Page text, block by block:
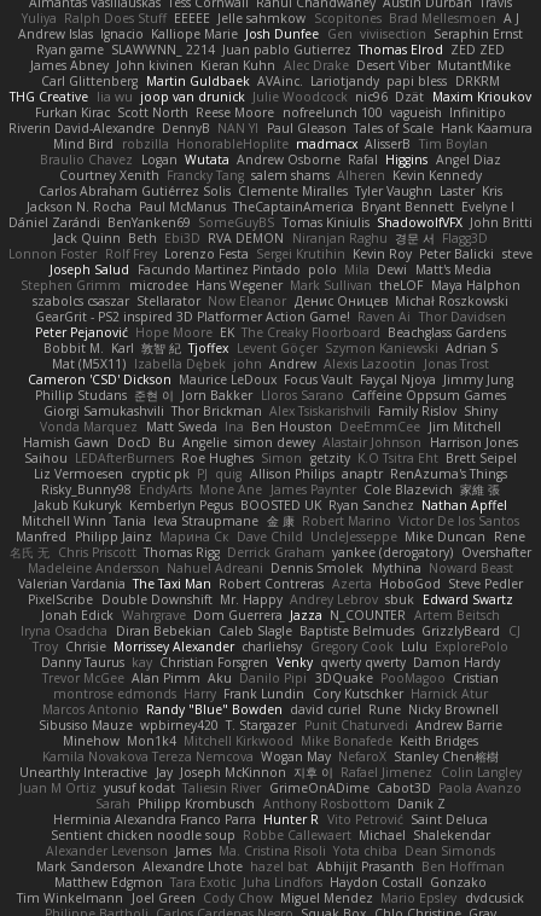
Yuliya Ralph Does Stuff EEEEE Jelle sahmkow Scopitones Brad Mellesmoen A J
Andrew Islas Ignacio Kalliope Marie Josh Dunfee Gen viviisection Seraphin Ernst
Ryan game SLAWWNN_ 2214 Juan pablo Gutierrez Thomas Elrod ZED ZED
James Abney John kivinen Kieran Kuhn Alec Drake Desert Viber MutantMike
Carl Glittenberg Martin Guldbaek AVAinc. Lariotjandy papi bless DRKRM
THG Creative lia wu joop van drunick Julie Woodcock nic96 Dzät Maxim Krioukov
Furkan Kirac Scott North Reese Moore nofreelunch 100 vagueish Infinitipo
Riverin David-Alexandre DennyB NAN YI Paul Gleason Tales of Scale Hank Kaamura
Mind Bird
robzilla HonorableHoplite madmacx AlisserB Tim Boylan
Braulio Chavez
Logan Wutata Andrew Osborne Rafal Higgins Angel Diaz
Courtney Xenith Francky Tang salem shams Alheren Kevin Kennedy
Carlos Abraham Gutiérrez Solis Clemente Miralles Tyler Vaughn Laster Kris
Jackson N. Rocha Paul McManus TheCaptainAmerica Bryant Bennett Evelyne I
Dániel Zarándi BenYanken69 SomeGuyBS Tomas Kiniulis ShadowolfVFX John Britti
Jack Quinn Beth Ebi3D RVA DEMON Niranjan Raghu 경문 서 Flagg3D
Lonnon Foster Rolf Frey Lorenzo Festa Sergei Krutihin Kevin Roy Peter Balicki steve
Joseph Salud
Facundo Martinez Pintado polo Mila Dewi
Matt's Media
Stephen Grimm
microdee Hans Wegener Mark Sullivan theLOF Maya Halphon
szabolcs csaszar Stellarator Now Eleanor Денис Оницев Michał Roszkowski
GearGrit - PS2 inspired 3D Platformer Action Game! Raven Ai Thor Davidsen
Peter Pejanović Hope Moore EK The Creaky Floorboard Beachglass Gardens
Bobbit M.
Karl 敦智 紀 Tjoffex Levent Göçer Szymon Kaniewski Adrian S
Mat (M5X11) Izabella Dębek john Andrew Alexis Lazootin
Jonas Trost
Cameron 'CSD' Dickson Maurice LeDoux Focus Vault Fayçal Njoya Jimmy Jung
Phillip Studans 준현 이 Jorn Bakker Lloros Sarano Caffeine Oppsum Games
Giorgi Samukashvili Thor Brickman Alex Tsiskarishvili Family Rislov Shiny
Vonda Marquez
Matt Sweda Ina Ben Houston DeeEmmCee Jim Mitchell
Hamish Gawn
DocD Bu Angelie simon dewey Alastair Johnson
Harrison Jones
Saihou LEDAfterBurners Roe Hughes Simon getzity K.O Tsitra Eht Brett Seipel
Liz Vermoesen cryptic pk PJ quig Allison Philips anaptr RenAzuma's Things
Risky_Bunny98 EndyArts Mone Ane James Paynter Cole Blazevich 家維 張
Jakub Kukuryk Kemberlyn Pegus BOOSTED UK Ryan Sanchez Nathan Apffel
Mitchell Winn Tania Ieva Straupmane 金 康 Robert Marino Victor De los Santos
Manfred
Philipp Jainz Марина Ск Dave Child UncleJesseppe Mike Duncan
Rene
名氏 无
Chris Priscott Thomas Rigg Derrick Graham yankee (derogatory) Overshafter
Madeleine Andersson Nahuel Adreani Dennis Smolek Mythina Noward Beast
Valerian Vardania The Taxi Man Robert Contreras Azerta HoboGod Steve Pedler
PixelScribe Double Downshift Mr. Happy Andrey Lebrov sbuk
Edward Swartz
Jonah Edick Wahrgrave Dom Guerrera Jazza N_COUNTER Artem Beitsch
Iryna Osadcha
Diran Bebekian Caleb Slagle Baptiste Belmudes GrizzlyBeard
CJ
Troy Chrisie Morrissey Alexander charliehsy Gregory Cook Lulu ExplorePolo
Danny Taurus kay Christian Forsgren Venky qwerty qwerty Damon Hardy
Trevor McGee Alan Pimm Aku Danilo Pipi 3DQuake PooMagoo Cristian
montrose edmonds Harry Frank Lundin Cory Kutschker Harnick Atur
Marcos Antonio Randy "Blue" Bowden david curiel Rune Nicky Brownell
Sibusiso Mauze wpbirney420 T. Stargazer Punit Chaturvedi Andrew Barrie
Minehow Mon1k4 Mitchell Kirkwood Mike Bonafede Keith Bridges
Kamila Novakova Tereza Nemcova Wogan May NefaroX Stanley Chen榕樹
Unearthly Interactive Jay Joseph McKinnon 지후 이 Rafael Jimenez
Colin Langley
Juan M Ortiz yusuf kodat Taliesin River GrimeOnADime Cabot3D Paola Avanzo
Sarah Philipp Krombusch Anthony Rosbottom Danik Z
Herminia Alexandra Franco Parra Hunter R Vito Petrović Saint Deluca
Sentient chicken noodle soup Robbe Callewaert Michael Shalekendar
Alexander Levenson James Ma. Cristina Risoli Yota chiba Dean Simonds
Mark Sanderson Alexandre Lhote hazel bat Abhijit Prasanth Ben Hoffman
Matthew Edgmon Tara Exotic Juha Lindfors Haydon Costall Gonzako
Tim Winkelmann
Joel Green Cody Chow Miguel Mendez Mario Epsley dvdcusick